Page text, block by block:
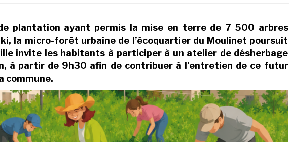
plantation ayant permis la mise en terre de 7 500 arbres
la micro-forêt urbaine de l’écoquartier du Moulinet poursuit
invite les habitants à participer à un atelier de désherbage
à partir de 9h30 afin de contribuer à l’entretien de ce futur
commune.